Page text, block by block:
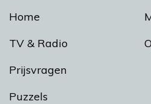
Home
TV & Radio
Prijsvragen
Puzzels